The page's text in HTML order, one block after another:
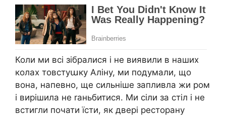
Коли ми всі зібралися і не виявили в наших
колах товстуաку Аліну, ми подумали, що
вона, напевно, ще сильніше запливла жи ром
і вирішила не rаньбитися. Ми сіли за стіл і не
встигли почати їсти, як двері ресторану